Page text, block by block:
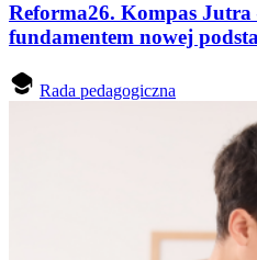
Reforma26. Kompas Jutra
fundamentem nowej
Rada pedagogiczna